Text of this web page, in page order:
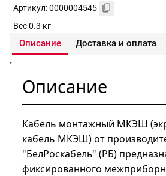
Артикул: 0000004545
Вес 0.3 кг
Описание Доставка и оплата
Описание
Кабель монтажный МКЭШ
кабель МКЭШ) от
"БелРоскабель" (РБ)
фиксированного